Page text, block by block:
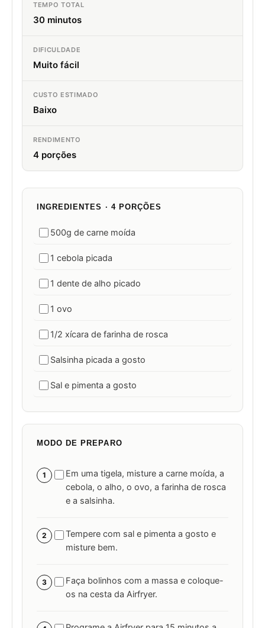
TEMPO TOTAL
30 minutos
DIFICULDADE
Muito fácil
CUSTO ESTIMADO
Baixo
RENDIMENTO
4 porções
INGREDIENTES · 4 PORÇÕES
500g de carne moída
1 cebola picada
1 dente de alho picado
1 ovo
1/2 xícara de farinha de rosca
Salsinha picada a gosto
Sal e pimenta a gosto
MODO DE PREPARO
1
Em uma tigela, misture a carne moída, a
cebola, o alho, o ovo, a farinha de rosca
e a salsinha.
2
Tempere com sal e pimenta a gosto e
misture bem.
3
Faça bolinhos com a massa e coloque-
os na cesta da Airfryer.